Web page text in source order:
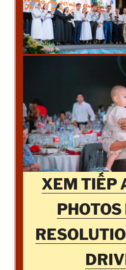
XEM TIẾP
PHOTOS